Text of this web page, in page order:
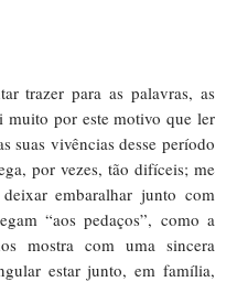
trazer para as palavras, as
muito por este motivo que ler
suas vivências desse período
por vezes, tão difíceis; me
embaralhar junto com
“aos pedaços”, como a
mostra com uma sincera
estar junto, em família,